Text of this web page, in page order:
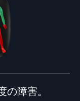
の障害。